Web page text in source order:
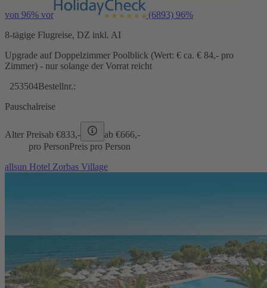
von 96% vor (6893) 96%
8-tägige Flugreise, DZ inkl. AI
Upgrade auf Doppelzimmer Poolblick (Wert: € ca. € 84,- pro
Zimmer) - nur solange der Vorrat reicht
253504Bestellnr.:
Pauschalreise
Alter Preisab €833,- ab €666,-
pro PersonPreis pro Person
allsun Hotel Zorbas Village